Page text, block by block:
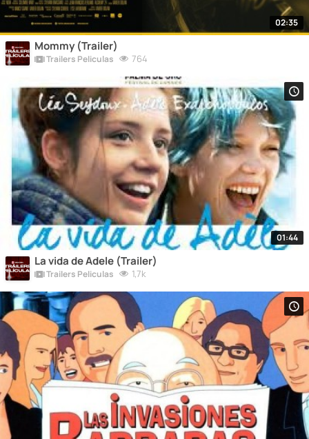
02:35
Mommy (Trailer)
Trailers Peliculas 764
01:44
La vida de Adele (Trailer)
Trailers Peliculas 1,7k